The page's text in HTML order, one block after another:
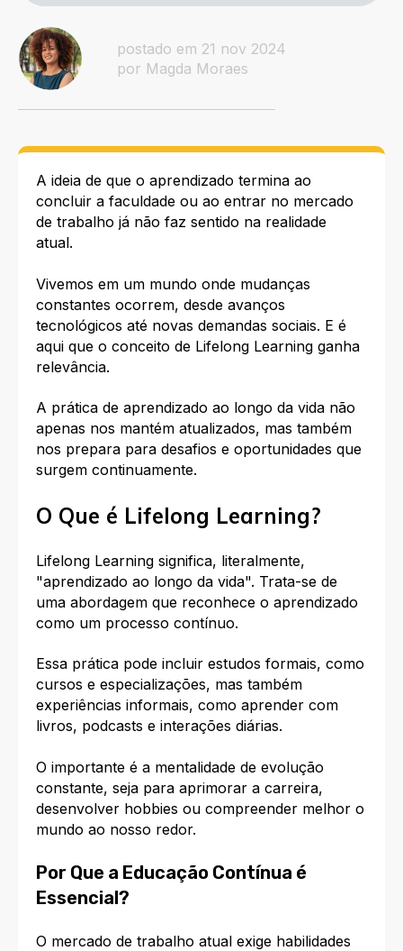
postado em 21 nov 2024
por Magda Moraes
A ideia de que o aprendizado termina ao
concluir a faculdade ou ao entrar no mercado
de trabalho já não faz sentido na realidade
atual.
Vivemos em um mundo onde mudanças
constantes ocorrem, desde avanços
tecnológicos até novas demandas sociais. E é
aqui que o conceito de Lifelong Learning ganha
relevância.
A prática de aprendizado ao longo da vida não
apenas nos mantém atualizados, mas também
nos prepara para desafios e oportunidades que
surgem continuamente.
O Que é Lifelong Learning?
Lifelong Learning significa, literalmente,
"aprendizado ao longo da vida". Trata-se de
uma abordagem que reconhece o aprendizado
como um processo contínuo.
Essa prática pode incluir estudos formais, como
cursos e especializações, mas também
experiências informais, como aprender com
livros, podcasts e interações diárias.
O importante é a mentalidade de evolução
constante, seja para aprimorar a carreira,
desenvolver hobbies ou compreender melhor o
mundo ao nosso redor.
Por Que a Educação Contínua é
Essencial?
O mercado de trabalho atual exige habilidades